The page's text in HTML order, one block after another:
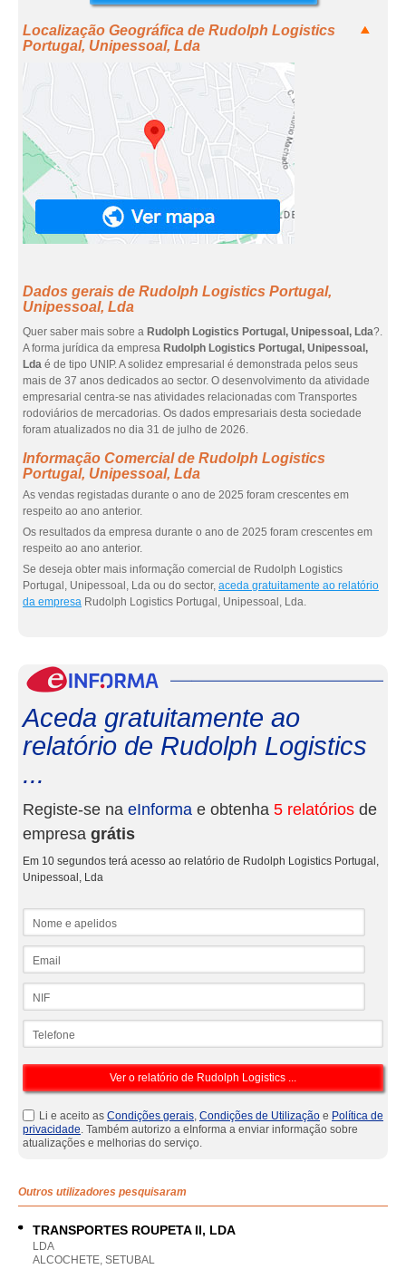
Localização Geográfica de Rudolph Logistics
Portugal, Unipessoal, Lda
Dados gerais de Rudolph Logistics Portugal,
Unipessoal, Lda
Quer saber mais sobre a Rudolph Logistics Portugal, Unipessoal, Lda?.
A forma jurídica da empresa Rudolph Logistics Portugal, Unipessoal,
Lda é de tipo UNIP. A solidez empresarial é demonstrada pelos seus
mais de 37 anos dedicados ao sector. O desenvolvimento da atividade
empresarial centra-se nas atividades relacionadas com Transportes
rodoviários de mercadorias. Os dados empresariais desta sociedade
foram atualizados no dia 31 de julho de 2026.
Informação Comercial de Rudolph Logistics
Portugal, Unipessoal, Lda
As vendas registadas durante o ano de 2025 foram crescentes em
respeito ao ano anterior.
Os resultados da empresa durante o ano de 2025 foram crescentes em
respeito ao ano anterior.
Se deseja obter mais informação comercial de Rudolph Logistics
Portugal, Unipessoal, Lda ou do sector, aceda gratuitamente ao relatório
da empresa Rudolph Logistics Portugal, Unipessoal, Lda.
Aceda gratuitamente ao
relatório de Rudolph Logistics
...
Registe-se na eInforma e obtenha 5 relatórios de
empresa grátis
Em 10 segundos terá acesso ao relatório de Rudolph Logistics Portugal,
Unipessoal, Lda
Li e aceito as Condições gerais, Condições de Utilização e Política de
privacidade. Também autorizo a eInforma a enviar informação sobre
atualizações e melhorias do serviço.
Outros utilizadores pesquisaram
TRANSPORTES ROUPETA II, LDA
LDA
ALCOCHETE, SETUBAL